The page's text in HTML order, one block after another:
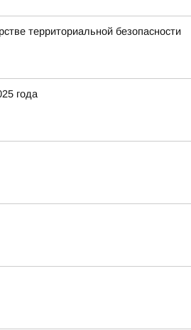
территориальной безопасности
года